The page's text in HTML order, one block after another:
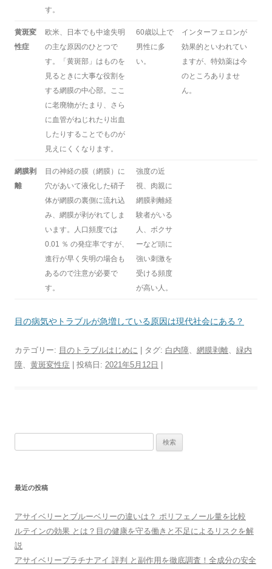
す。
黄斑変
性症
欧米、日本でも中途失明
の主な原因のひとつで
す。「黄斑部」はものを
見るときに大事な役割を
する網膜の中心部。ここ
に老廃物がたまり、さら
に血管がねじれたり出血
したりすることでものが
見えにくくなります。
60歳以上で
男性に多
い。
インターフェロンが
効果的といわれてい
ますが、特効薬は今
のところありませ
ん。
網膜剥
離
目の神経の膜（網膜）に
穴があいて液化した硝子
体が網膜の裏側に流れ込
み、網膜が剥がれてしま
います。人口頻度では
0.01 ％ の発症率ですが、
進行が早く失明の場合も
あるので注意が必要で
す。
強度の近
視、肉親に
網膜剥離経
験者がいる
人、ボクサ
ーなど頭に
強い刺激を
受ける頻度
が高い人。
目の病気やトラブルが急増している原因は現代社会にある？
カテゴリー: 目のトラブルはじめに | タグ: 白内障 網膜剥離
緑内
障
黄斑変性症 | 投稿日: 2021年5月12日 |
索:
最近の投稿
アサイベリーとブルーベリーの違いは？ ポリフェノール量を比較
ルテインの効果 とは？目の健康を守る働きと不足によるリスクを解
説
アサイベリープラチナアイ 評判 と副作用を徹底調査！全成分の安全